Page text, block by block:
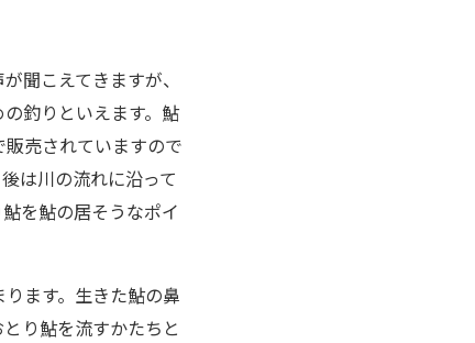
聞こえてきますが、
釣りといえます。鮎
売されていますので
は川の流れに沿って
を鮎の居そうなポイ
ます。生きた鮎の鼻
り鮎を流すかたちと